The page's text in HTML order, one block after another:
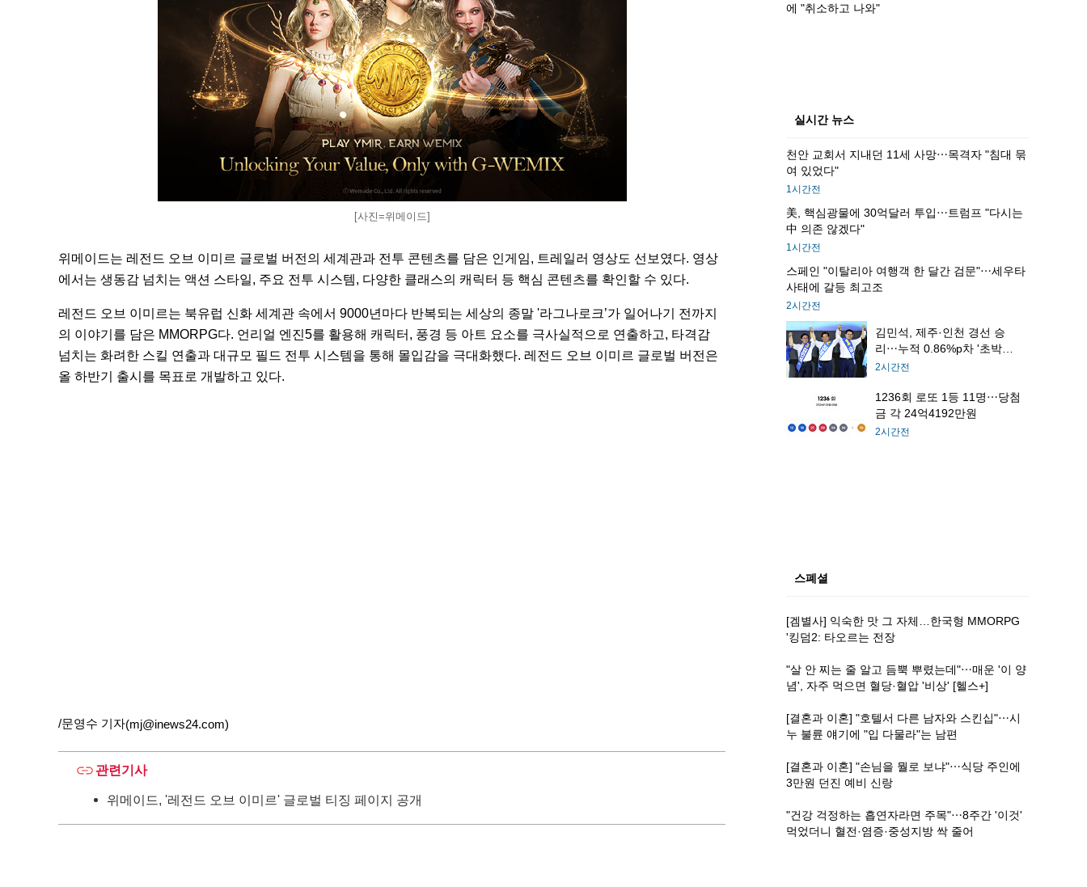
[사진=위메이드]
위메이드는 레전드 오브 이미르 글로벌 버전의 세계관과 전투 콘텐츠를 담은 인게임, 트레일러 영상도 선보였다. 영상
에서는 생동감 넘치는 액션 스타일, 주요 전투 시스템, 다양한 클래스의 캐릭터 등 핵심 콘텐츠를 확인할 수 있다.
레전드 오브 이미르는 북유럽 신화 세계관 속에서 9000년마다 반복되는 세상의 종말 '라그나로크’가 일어나기 전까지
의 이야기를 담은 MMORPG다. 언리얼 엔진5를 활용해 캐릭터, 풍경 등 아트 요소를 극사실적으로 연출하고, 타격감
넘치는 화려한 스킬 연출과 대규모 필드 전투 시스템을 통해 몰입감을 극대화했다. 레전드 오브 이미르 글로벌 버전은
올 하반기 출시를 목표로 개발하고 있다.
/문영수 기자(mj@inews24.com)
관련기사
위메이드, '레전드 오브 이미르' 글로벌 티징 페이지 공개
에 "취소하고 나와"
실시간 뉴스
천안 교회서 지내던 11세 사망⋯목격자 "침대 묶
여 있었다"
1시간전
美, 핵심광물에 30억달러 투입⋯트럼프 "다시는
中 의존 않겠다"
1시간전
스페인 "이탈리아 여행객 한 달간 검문"⋯세우타
사태에 갈등 최고조
2시간전
김민석, 제주·인천 경선 승
리⋯누적 0.86%p차 '초박
빙'[종합]
2시간전
1236회 로또 1등 11명⋯당첨
금 각 24억4192만원
2시간전
스폐셜
[겜별사] 익숙한 맛 그 자체…한국형 MMORPG
'킹덤2: 타오르는 전장
"살 안 찌는 줄 알고 듬뿍 뿌렸는데"⋯매운 '이 양
념', 자주 먹으면 혈당·혈압 '비상' [헬스+]
[결혼과 이혼] "호텔서 다른 남자와 스킨십"⋯시
누 불륜 얘기에 "입 다물라"는 남편
[결혼과 이혼] "손님을 뭘로 보냐"⋯식당 주인에
3만원 던진 예비 신랑
"건강 걱정하는 흡연자라면 주목"⋯8주간 '이것'
먹었더니 혈전·염증·중성지방 싹 줄어